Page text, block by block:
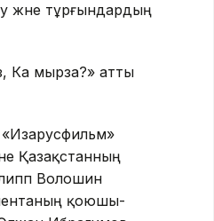
және тұрғындардың
Ка мырза?» атты
Қазақстанның
Волошин
қоюшы-